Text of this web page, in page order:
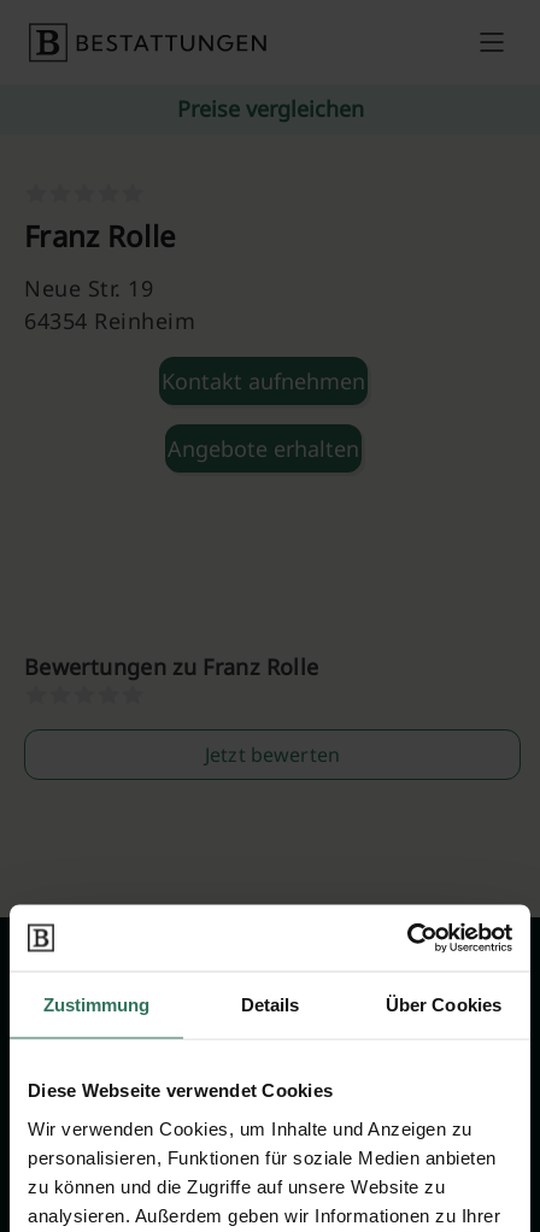
Zustimmung Details Über Cookies
Diese Webseite verwendet Cookies
Wir verwenden Cookies, um Inhalte und Anzeigen zu
personalisieren, Funktionen für soziale Medien anbieten
zu können und die Zugriffe auf unsere Website zu
analysieren. Außerdem geben wir Informationen zu Ihrer
Preise vergleichen
Franz Rolle
Neue Str. 19
64354 Reinheim
Kontakt aufnehmen
Angebote erhalten
Bewertungen zu Franz Rolle
Jetzt bewerten
Wir sind Ihr Ansprechpartner rund
Vorsorge.
Jetzt beraten lassen